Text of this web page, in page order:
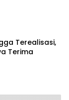
Terealisasi,
Terima